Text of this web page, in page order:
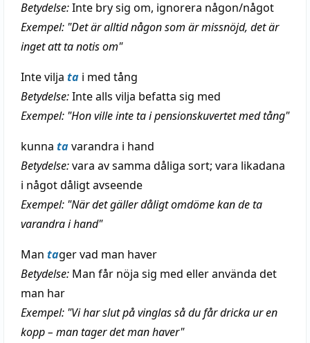
Betydelse:Inte bry sig om, ignorera någon/något
Exempel: "Det är alltid någon som är missnöjd, det är
inget att ta notis om"
Inte vilja ta i med tång
Betydelse:Inte alls vilja befatta sig med
Exempel: "Hon ville inte ta i pensionskuvertet med tång"
kunna tavarandra i hand
Betydelse:vara av samma dåliga sort; vara likadana
i något dåligt avseende
Exempel: "När det gäller dåligt omdöme kan de ta
varandra i hand"
Man tager vad man haver
Betydelse: Man får nöja sig med eller använda det
man har
Exempel: "Vi har slut på vinglas så du får dricka ur en
kopp – man tager det man haver"